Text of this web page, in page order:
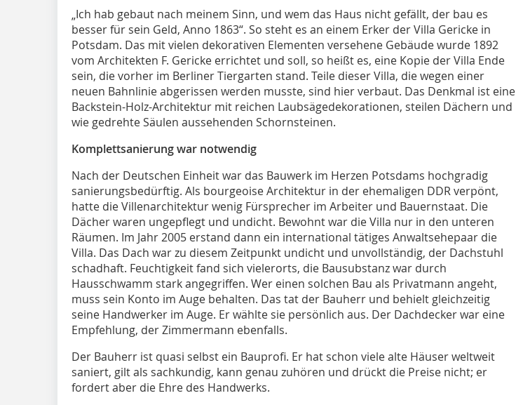
„Ich hab gebaut nach meinem Sinn, und wem das Haus nicht gefällt, der bau es
besser für sein Geld, Anno 1863“. So steht es an einem Erker der Villa Gericke in
Potsdam. Das mit vielen deko­rativen Elementen versehene Gebäude wurde 1892
vom Architekten F. Gericke errichtet und soll, so heißt es, eine Kopie der Villa Ende
sein, die vorher im Berliner Tiergarten stand. Teile dieser Villa, die wegen einer
neuen Bahnlinie abgerissen werden musste, sind hier verbaut. Das Denkmal ist eine
Backstein-Holz-Architektur mit reichen Laubsägedekorationen, steilen Dächern und
wie gedrehte Säulen aussehenden Schornsteinen.
Komplettsanie­rung war notwendig
Nach der Deutschen Einheit war das Bauwerk im Herzen Potsdams hochgradig
sanierungsbedürftig. Als bourgeoise Architektur in der ehemaligen DDR verpönt,
hatte die Villenarchitektur wenig Für­sprecher im Arbeiter und Bauernstaat. Die
Dächer waren ungepflegt und undicht. Bewohnt war die Villa nur in den unteren
Räu­men. Im Jahr 2005 erstand dann ein international tätiges Anwaltsehepaar die
Villa. Das Dach war zu diesem Zeitpunkt undicht und unvollständig, der Dachstuhl
schadhaft. Feuchtigkeit fand sich vielerorts, die Bausub­stanz war durch
Hausschwamm stark angegriffen. Wer einen solchen Bau als Privatmann angeht,
muss sein Konto im Auge behal­ten. Das tat der Bauherr und behielt gleichzeitig
seine Handwerker im Auge. Er wählte sie persönlich aus. Der Dachdecker war eine
Empfehlung, der Zimmermann ebenfalls.
Der Bauherr ist quasi selbst ein Bauprofi. Er hat schon viele alte Häuser weltweit
saniert, gilt als sachkundig, kann genau zuhören und drückt die Preise nicht; er
fordert aber die Ehre des Handwerks.